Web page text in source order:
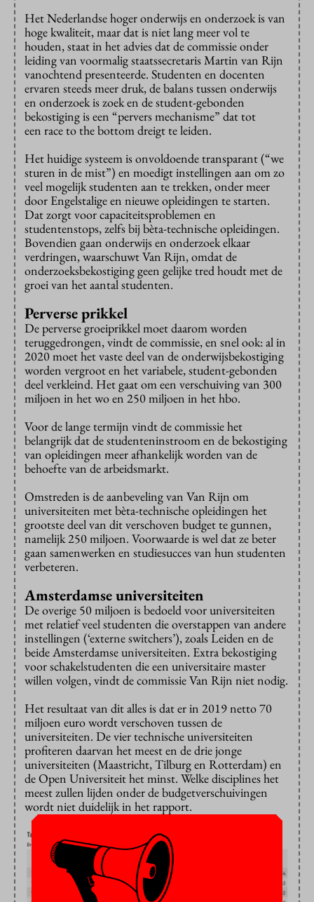
Het Nederlandse hoger onderwijs en onderzoek is van
hoge kwaliteit, maar dat is niet lang meer vol te
houden, staat in het advies dat de commissie onder
leiding van voormalig staatssecretaris Martin van Rijn
vanochtend presenteerde. Studenten en docenten
ervaren steeds meer druk, de balans tussen onderwijs
en onderzoek is zoek en de student-gebonden
bekostiging is een “pervers mechanisme” dat tot
een race to the bottom dreigt te leiden.
Het huidige systeem is onvoldoende transparant (“we
sturen in de mist”) en moedigt instellingen aan om zo
veel mogelijk studenten aan te trekken, onder meer
door Engelstalige en nieuwe opleidingen te starten.
Dat zorgt voor capaciteitsproblemen en
studentenstops, zelfs bij bèta-technische opleidingen.
Bovendien gaan onderwijs en onderzoek elkaar
verdringen, waarschuwt Van Rijn, omdat de
onderzoeksbekostiging geen gelijke tred houdt met de
groei van het aantal studenten.
Perverse prikkel
De perverse groeiprikkel moet daarom worden
teruggedrongen, vindt de commissie, en snel ook: al in
2020 moet het vaste deel van de onderwijsbekostiging
worden vergroot en het variabele, student-gebonden
deel verkleind. Het gaat om een verschuiving van 300
miljoen in het wo en 250 miljoen in het hbo.
Voor de lange termijn vindt de commissie het
belangrijk dat de studenteninstroom en de bekostiging
van opleidingen meer afhankelijk worden van de
behoefte van de arbeidsmarkt.
Omstreden is de aanbeveling van Van Rijn om
universiteiten met bèta-technische opleidingen het
grootste deel van dit verschoven budget te gunnen,
namelijk 250 miljoen. Voorwaarde is wel dat ze beter
gaan samenwerken en studiesucces van hun studenten
verbeteren.
Amsterdamse universiteiten
De overige 50 miljoen is bedoeld voor universiteiten
met relatief veel studenten die overstappen van andere
instellingen (‘externe switchers’), zoals Leiden en de
beide Amsterdamse universiteiten. Extra bekostiging
voor schakelstudenten die een universitaire master
willen volgen, vindt de commissie Van Rijn niet nodig.
Het resultaat van dit alles is dat er in 2019 netto 70
miljoen euro wordt verschoven tussen de
universiteiten. De vier technische universiteiten
profiteren daarvan het meest en de drie jonge
universiteiten (Maastricht, Tilburg en Rotterdam) en
de Open Universiteit het minst. Welke disciplines het
meest zullen lijden onder de budgetverschuivingen
wordt niet duidelijk in het rapport.